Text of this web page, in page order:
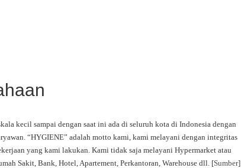
kecil sampai dengan saat ini ada di seluruh kota di Indonesia dengan
“HYGIENE” adalah motto kami, kami melayani dengan integritas
yang kami lakukan. Kami tidak saja melayani Hypermarket atau
Sakit, Bank, Hotel, Apartement, Perkantoran, Warehouse dll. [Sumber]